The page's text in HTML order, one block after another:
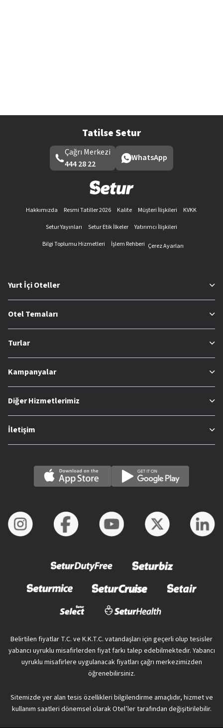
Tatilse Setur
Çağrı Merkezi
444 28 22
WhatsApp
Hakkımızda Resmi Tatiller 2026 Kalite Müşteri İlişkileri
KVKK
Setur Yayınları
Setur Etik İlkeler
Yatırımcı İlişkileri
Bilgi Toplumu Hizmetleri
İşlem Rehberi Çerez Ayarları
Yurt İçi Oteller
Otel Temaları
Turlar
Kampanyalar
Diğer Hizmetlerimiz
İletişim
Belirtilen fiyatlar T.C. ve K.K.T.C. vatandaşları için geçerli olup tesisler
yabancı uyruklu misafirlerden fiyat farkı talep edebilmektedir. Yabancı
uyruklu misafirlere uygulanacak fiyatları çağrı merkezimizden
öğrenebilirsiniz.
Sitemizde yer alan tesis özellikleri bilgilendirme amaçlıdır, hizmet ve
kullanım saatleri dönemsel olarak Otel’ler tarafından değişitirilebilir.